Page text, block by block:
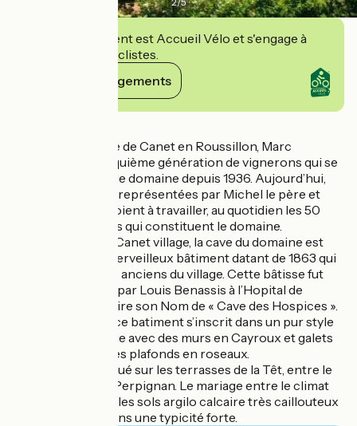
Cet établissement est Accueil Vélo et s'engage à
accueillir des cyclistes.
Voir ses engagements
Au cœur du village de Canet en Roussillon, Marc
représente la cinquième génération de vignerons qui se
sont succédé sur le domaine depuis 1936. Aujourd’hui,
deux générations représentées par Michel le père et
Marc le fils s’emploient à travailler, au quotidien les 50
hectares de vignes qui constituent le domaine.
En plein cœur de Canet village, la cave du domaine est
abritée dans un merveilleux bâtiment datant de 1863 qui
fait partie des plus anciens du village. Cette bâtisse fut
rachetée en 1968 par Louis Benassis à l’Hopital de
Perpignan d’où il tire son Nom de « Cave des Hospices ».
L’architecture de ce batiment s’inscrit dans un pur style
Catalan de l’époque avec des murs en Cayroux et galets
roulés ainsi que des plafonds en roseaux.
Le vignoble est situé sur les terrasses de la Têt, entre le
littoral catalan et Perpignan. Le mariage entre le climat
méditerranéen et les sols argilo calcaire très caillouteux
confèrent à nos vins une typicité forte.